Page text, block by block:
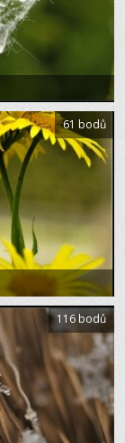
61 bodů
116 bodů